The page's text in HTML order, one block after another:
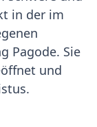
in der im
Pagode. Sie
und